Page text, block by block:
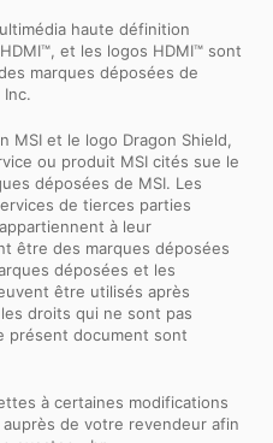
haute définition
et les logos HDMI™ sont
marques déposées de
Inc.
MSI et le logo Dragon Shield,
ou produit MSI cités sue le
déposées de MSI. Les
de tierces parties
à leur
être des marques déposées
déposées et les
être utilisés après
droits qui ne sont pas
présent document sont
à certaines modifications
de votre revendeur afin